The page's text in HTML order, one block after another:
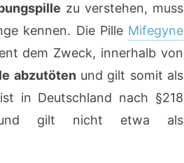
zu verstehen, muss
kennen. Die Pille Mifegyne
dem Zweck, innerhalb von
abzutöten und gilt somit als
in Deutschland nach §218
gilt nicht etwa als